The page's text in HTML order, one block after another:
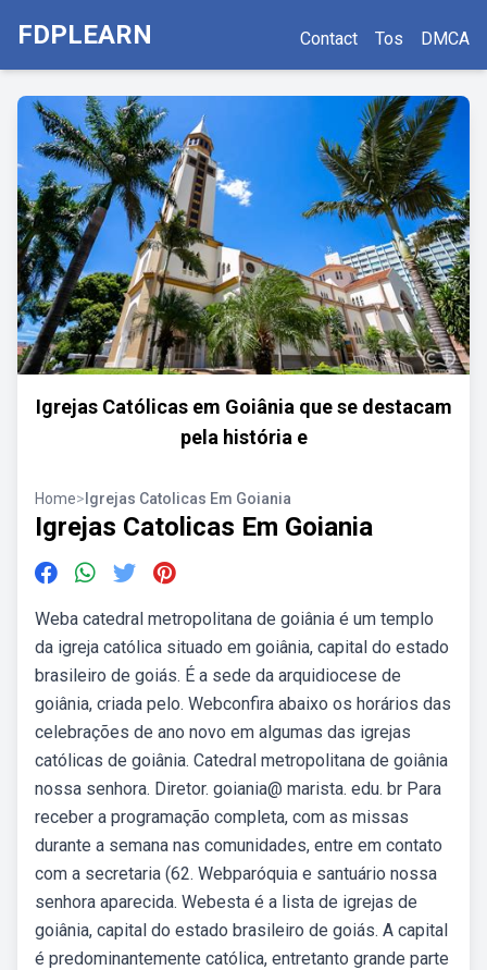
FDPLEARN Contact Tos DMCA
Igrejas Católicas em Goiânia que se destacam
pela história e
Home> Igrejas Catolicas Em Goiania
Igrejas Catolicas Em Goiania
Weba catedral metropolitana de goiânia é um templo
da igreja católica situado em goiânia, capital do estado
brasileiro de goiás. É a sede da arquidiocese de
goiânia, criada pelo. Webconfira abaixo os horários das
celebrações de ano novo em algumas das igrejas
católicas de goiânia. Catedral metropolitana de goiânia
nossa senhora. Diretor. goiania@ marista. edu. br Para
receber a programação completa, com as missas
durante a semana nas comunidades, entre em contato
com a secretaria (62. Webparóquia e santuário nossa
senhora aparecida. Webesta é a lista de igrejas de
goiânia, capital do estado brasileiro de goiás. A capital
é predominantemente católica, entretanto grande parte